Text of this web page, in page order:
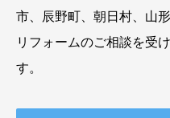
市、辰野町、朝日村、山
リフォームのご相談を受
す。